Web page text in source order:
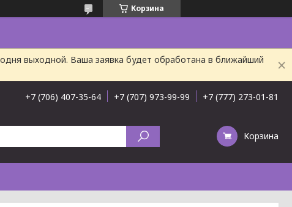
Корзина
выходной. Ваша заявка будет обработана в ближайший
+7 (706) 407-35-64 +7 (707) 973-99-99 +7 (777) 273-01-81
Корзина